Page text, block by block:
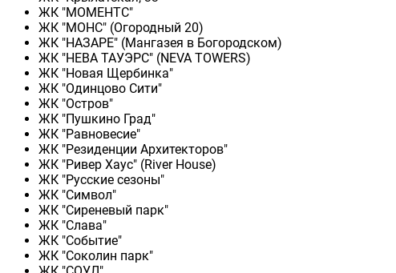
ЖК "МОМЕНТС"
ЖК "МОНС" (Огородный 20)
ЖК "НАЗАРЕ" (Мангазея в Богородском)
ЖК "НЕВА ТАУЭРС" (NEVA TOWERS)
ЖК "Новая Щербинка"
ЖК "Одинцово Сити"
ЖК "Остров"
ЖК "Пушкино Град"
ЖК "Равновесие"
ЖК "Резиденции Архитекторов"
ЖК "Ривер Хаус" (River Нouse)
ЖК "Русские сезоны"
ЖК "Символ"
ЖК "Сиреневый парк"
ЖК "Слава"
ЖК "Событие"
ЖК "Соколин парк"